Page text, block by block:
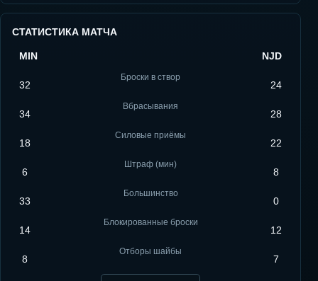
СТАТИСТИКА МАТЧА
MIN NJD
32
Броски в створ
24
34
Вбрасывания
28
18
Силовые приёмы
22
6
Штраф (мин)
8
33
Большинство
0
14
Блокированные броски
12
8
Отборы шайбы
7